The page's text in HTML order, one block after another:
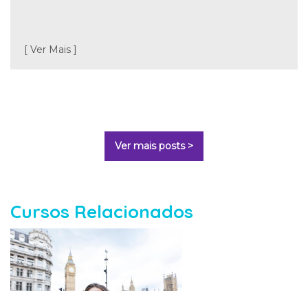
[ Ver Mais ]
Ver mais posts >
Cursos Relacionados